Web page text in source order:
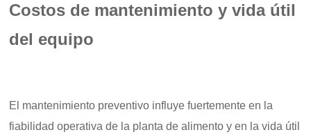
Costos de mantenimiento y vida útil
del equipo
El mantenimiento preventivo influye fuertemente en la
fiabilidad operativa de la planta de alimento y en la vida útil